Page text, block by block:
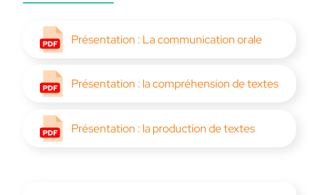
Présentation : La communication orale
Présentation : la compréhension de textes
Présentation : la production de textes